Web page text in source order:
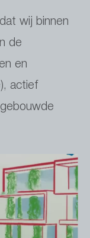
wij binnen
de
en
actief